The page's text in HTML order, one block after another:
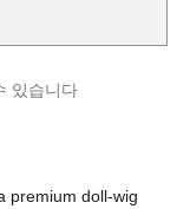
있습니다
premium doll‑wig